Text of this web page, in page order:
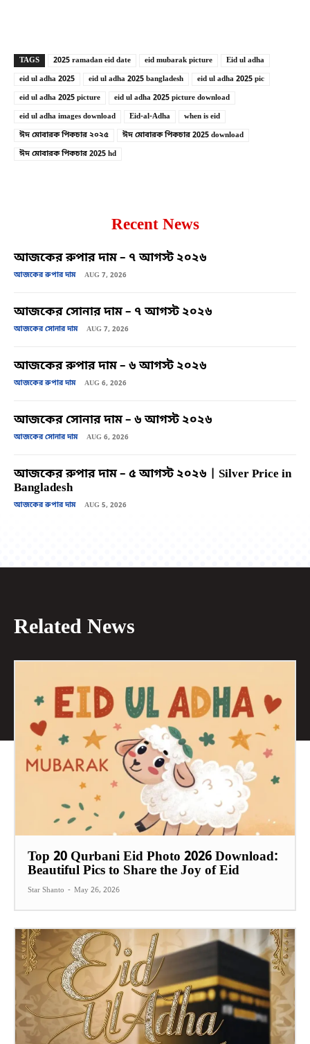
TAGS 2025 ramadan eid date eid mubarak picture
Eid ul adha
eid ul adha 2025
eid ul adha 2025 bangladesh
eid ul adha 2025 pic
eid ul adha 2025 picture
eid ul adha 2025 picture download
eid ul adha images download
Eid-al-Adha
when is eid
ঈদ মোবারক পিকচার ২০২৫
ঈদ মোবারক পিকচার 2025 download
ঈদ মোবারক পিকচার 2025 hd
Recent News
আজকের রুপার দাম – ৭ আগস্ট ২০২৬
আজকের রুপার দাম AUG 7, 2026
আজকের সোনার দাম – ৭ আগস্ট ২০২৬
আজকের সোনার দাম AUG 7, 2026
আজকের রুপার দাম – ৬ আগস্ট ২০২৬
আজকের রুপার দাম AUG 6, 2026
আজকের সোনার দাম – ৬ আগস্ট ২০২৬
আজকের সোনার দাম AUG 6, 2026
আজকের রুপার দাম – ৫ আগস্ট ২০২৬ | Silver Price in
Bangladesh
আজকের রুপার দাম AUG 5, 2026
Related News
Top 20 Qurbani Eid Photo 2026 Download:
Beautiful Pics to Share the Joy of Eid
Star Shanto - May 26, 2026